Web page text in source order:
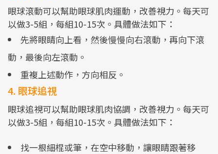
眼球滾動可以幫助眼球肌肉運動，改善視力。每天可
以做3-5組，每組10-15次。具體做法如下：
先將眼睛向上看，然後慢慢向右滾動，再向下滾
動，最後向左滾動。
重複上述動作，方向相反。
4. 眼球追視
眼球追視可以幫助眼球肌肉協調，改善視力。每天可
以做3-5組，每組10-15次。具體做法如下：
找一根細棍或筆，在空中移動，讓眼睛跟著移